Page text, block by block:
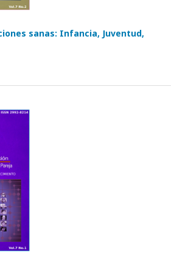
sanas: Infancia, Juventud,